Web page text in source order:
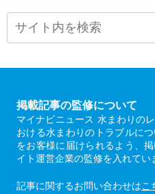
掲載記事の監修について
マイナビニュース 水まわりの
おける水まわりのトラブルに
をお客様に届けられるよう、
イト運営企業の監修を入れてい
記事に関するお問い合わせはこ